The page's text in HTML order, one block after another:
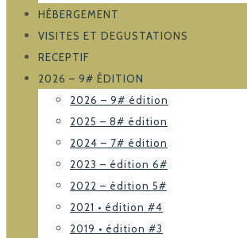
HÉBERGEMENT
VISITES ET DEGUSTATIONS
RECEPTIF
2026 – 9# ÉDITION
2026 – 9# édition
2025 – 8# édition
2024 – 7# édition
2023 – édition 6#
2022 – édition 5#
2021 • édition #4
2019 • édition #3